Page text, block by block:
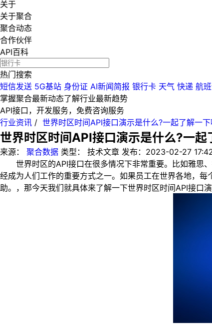
关于
关于聚合
聚合动态
合作伙伴
API百科
热门搜索
短信发送 5G基站 身份证 AI新闻简报 银行卡 天气 快递 航
掌握聚合最新动态了解行业最新趋势
API接口，开发服务，免费咨询服务
行业资讯 / 世界时区时间API接口演示是什么?一起了解一下
世界时区时间API接口演示是什么?一起
来源： 聚合数据 类型： 技术文章 发布： 2023-02-27
世界时区的API接口在很多情况下非常重要。比如雅思、
经成为人们工作的重要方式之一。如果员工在世界各地，
助。，那今天我们就具体来了解一下世界时区时间API接口